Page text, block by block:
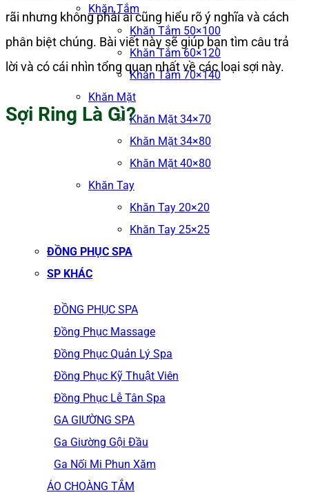
Khăn Tắm
Khăn Tắm 50×100
Khăn Tắm 60×120
Khăn Tắm 70×140
Khăn Mặt
Khăn Mặt 34×70
Khăn Mặt 34×80
Khăn Mặt 40×80
Khăn Tay
Khăn Tay 20×20
Khăn Tay 25×25
ĐỒNG PHỤC SPA
SP KHÁC
ĐỒNG PHỤC SPA
Đồng Phục Massage
Đồng Phục Quản Lý Spa
Đồng Phục Kỹ Thuật Viên
Đồng Phục Lễ Tân Spa
GA GIƯỜNG SPA
Ga Giường Gội Đầu
Ga Nối Mi Phun Xăm
ÁO CHOÀNG TẮM
rãi nhưng không phải ai cũng hiểu rõ ý nghĩa và cách
phân biệt chúng. Bài viết này sẽ giúp bạn tìm câu trả
lời và có cái nhìn tổng quan nhất về các loại sợi này.
Sợi Ring Là Gì?